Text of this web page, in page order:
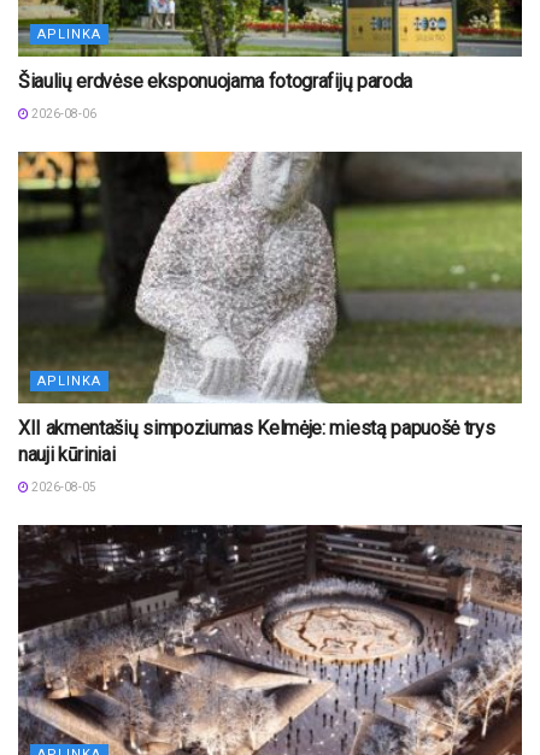
APLINKA
Šiaulių erdvėse eksponuojama fotografijų paroda
2026-08-06
APLINKA
XII akmentašių simpoziumas Kelmėje: miestą papuošė trys
nauji kūriniai
2026-08-05